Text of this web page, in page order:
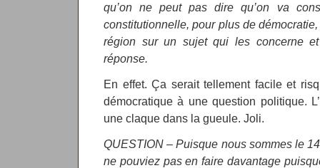
qu’on ne peut pas dire qu’on va
constitutionnelle, pour plus de
région sur un sujet qui les concerne
réponse.
En effet. Ça serait tellement facile et
démocratique à une question politique.
une claque dans la gueule. Joli.
QUESTION – Puisque nous sommes le
ne pouviez pas en faire davantage